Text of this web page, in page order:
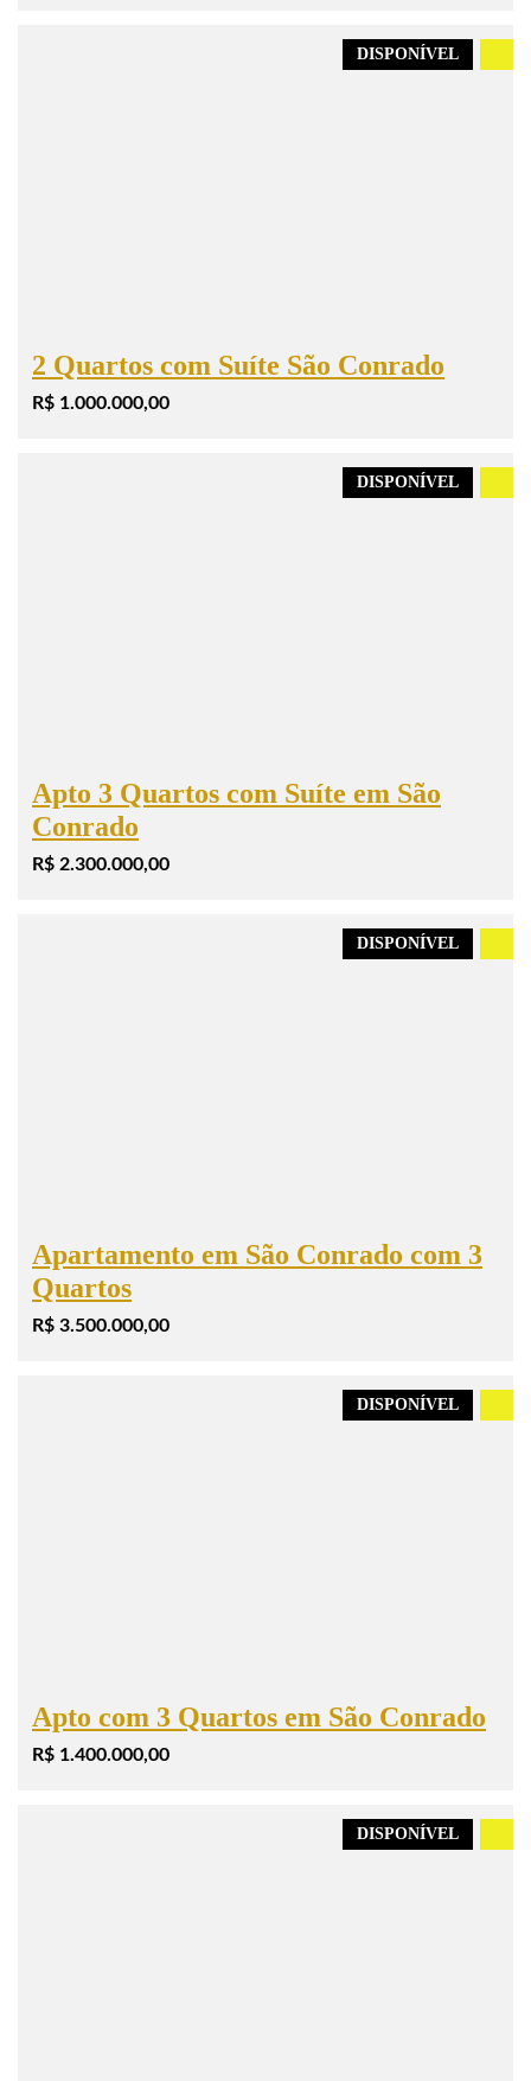
DISPONÍVEL
2 Quartos com Suíte São Conrado
R$ 1.000.000,00
DISPONÍVEL
Apto 3 Quartos com Suíte em São
Conrado
R$ 2.300.000,00
DISPONÍVEL
Apartamento em São Conrado com 3
Quartos
R$ 3.500.000,00
DISPONÍVEL
Apto com 3 Quartos em São Conrado
R$ 1.400.000,00
DISPONÍVEL